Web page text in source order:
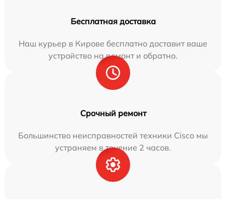
Бесплатная доставка
Наш курьер в Кирове бесплатно доставит ваше
устройство на ремонт и обратно.
Срочный ремонт
Большинство неисправностей техники Cisco мы
устраняем в течение 2 часов.